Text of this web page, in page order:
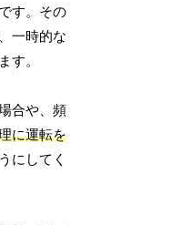
す。その
一時的な
す。
合や、頻
に運転を
にしてく